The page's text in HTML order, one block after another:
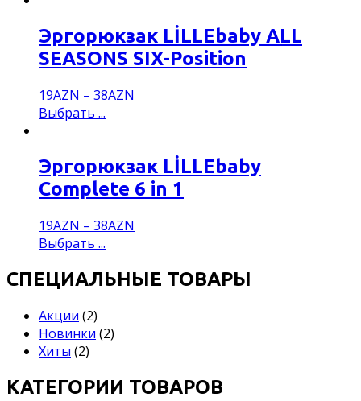
Эргорюкзак LİLLEbaby ALL
SEASONS SIX-Position
19AZN – 38AZN
Выбрать ...
Эргорюкзак LİLLEbaby
Complete 6 in 1
19AZN – 38AZN
Выбрать ...
СПЕЦИАЛЬНЫЕ ТОВАРЫ
Акции (2)
Новинки (2)
Хиты (2)
КАТЕГОРИИ ТОВАРОВ